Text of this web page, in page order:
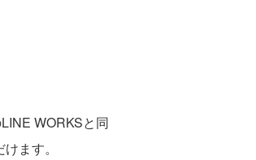
WORKSと同
ます。